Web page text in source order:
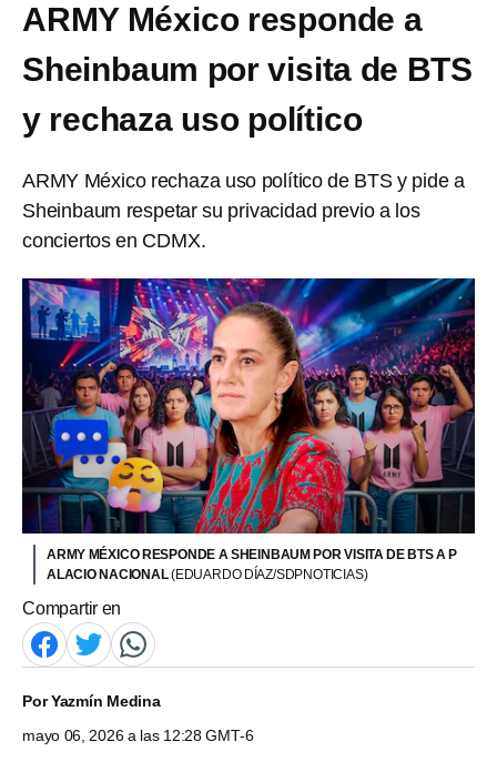
ARMY México responde a
Sheinbaum por visita de BTS
y rechaza uso político
ARMY México rechaza uso político de BTS y pide a
Sheinbaum respetar su privacidad previo a los
conciertos en CDMX.
ARMY MÉXICO RESPONDE A SHEINBAUM POR VISITA DE BTS A P
ALACIO NACIONAL(EDUARDO DÍAZ/SDPNOTICIAS)
Compartir en
PorYazmín Medina
mayo 06, 2026 a las 12:28 GMT-6